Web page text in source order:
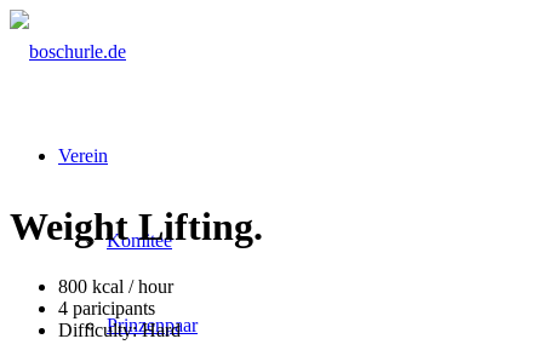
Verein
Komitee
Prinzenpaar
Weight Lifting.
800 kcal / hour
4 paricipants
Difficulty: Hard